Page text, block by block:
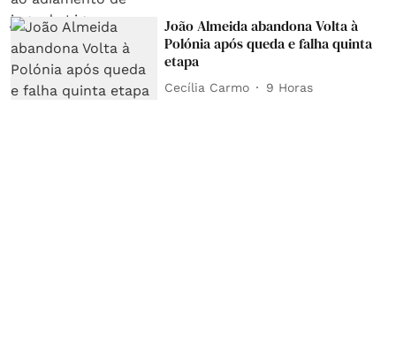
João Almeida abandona Volta à
Polónia após queda e falha quinta
etapa
Cecília Carmo 9 Horas